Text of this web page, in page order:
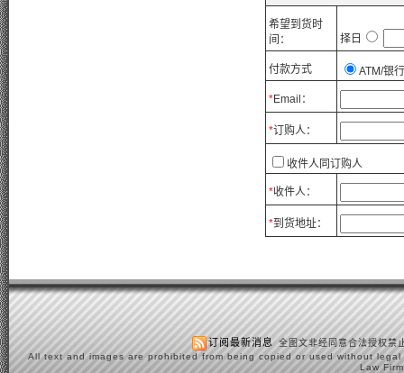
希望到货时
间：
择日
付款方式 ATM/银
*Email：
*订购人：
收件人同订购人
*收件人：
*到货地址：
订阅最新消息 全图文非经同意合法授权禁
All text and images are prohibited from being copied or used without
Law